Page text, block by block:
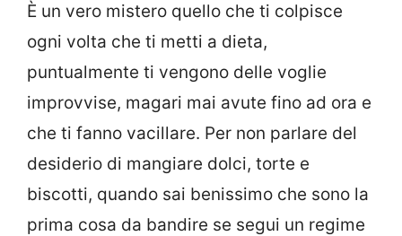
È un vero mistero quello che ti colpisce
ogni volta che ti metti a dieta,
puntualmente ti vengono delle voglie
improvvise, magari mai avute fino ad ora e
che ti fanno vacillare. Per non parlare del
desiderio di mangiare dolci, torte e
biscotti, quando sai benissimo che sono la
prima cosa da bandire se segui un regime